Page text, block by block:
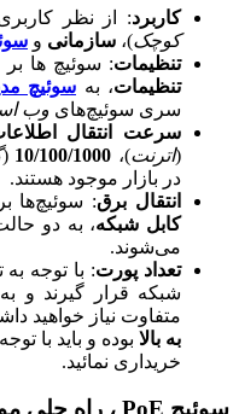
کاربرد: از نظر
کوچک)، سازمانی و
تنظیمات: سوئیچ ها
تنظیمات، به سوئیچ
سری سوئیچ‌های وب
سرعت انتقال
(اترنت)، 10/100/1000
(
در بازار موجود هستند.
انتقال برق: سوئیچ‌ها
کابل شبکه، به دو
می‌شوند.
تعداد پورت: با توجه
شبکه قرار گیرند و
متفاوت نیاز خواهید
به بالا بوده و باید با
خریداری نمائید.
سوئیچ PoE ، راه حلی موثر برای مدیران شبکه